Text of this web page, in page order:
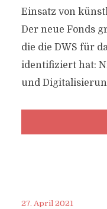
Einsatz von
Der neue Fonds
die die DWS für
identifiziert hat:
und
27. April 2021